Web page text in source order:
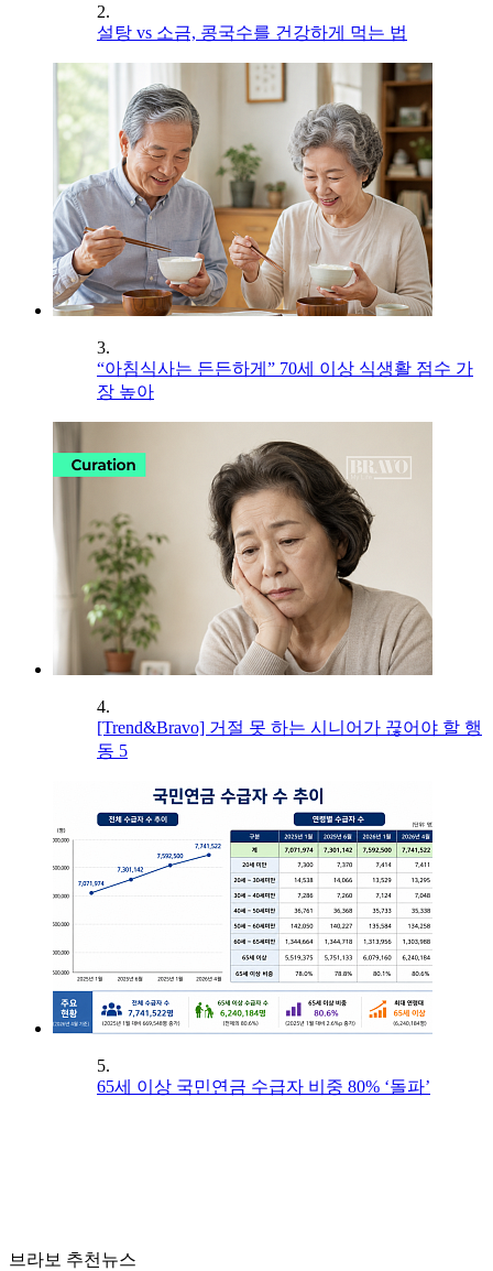
2.
설탕 vs 소금, 콩국수를 건강하게 먹는 법
3.
“아침식사는 든든하게” 70세 이상 식생활 점수 가
장 높아
4.
[Trend&Bravo] 거절 못 하는 시니어가 끊어야 할 행
동 5
5.
65세 이상 국민연금 수급자 비중 80% ‘돌파’
브라보 추천뉴스